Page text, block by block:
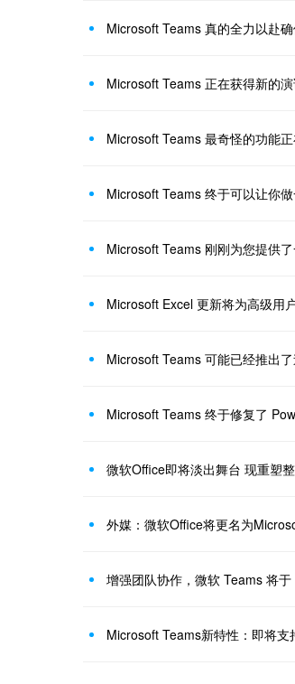
Microsoft Teams 真的全力以赴
Microsoft Teams 正在获得新的
Microsoft Teams 最奇怪的功能
Microsoft Teams 终于可以让你
Microsoft Teams 刚刚为您提供
Microsoft Excel 更新将为高级用
Microsoft Teams 可能已经推出
Microsoft Teams 终于修复了
微软Office即将淡出舞台 现重塑
外媒：微软Office将更名为
增强团队协作，微软 Teams 将
Microsoft Teams新特性：即将